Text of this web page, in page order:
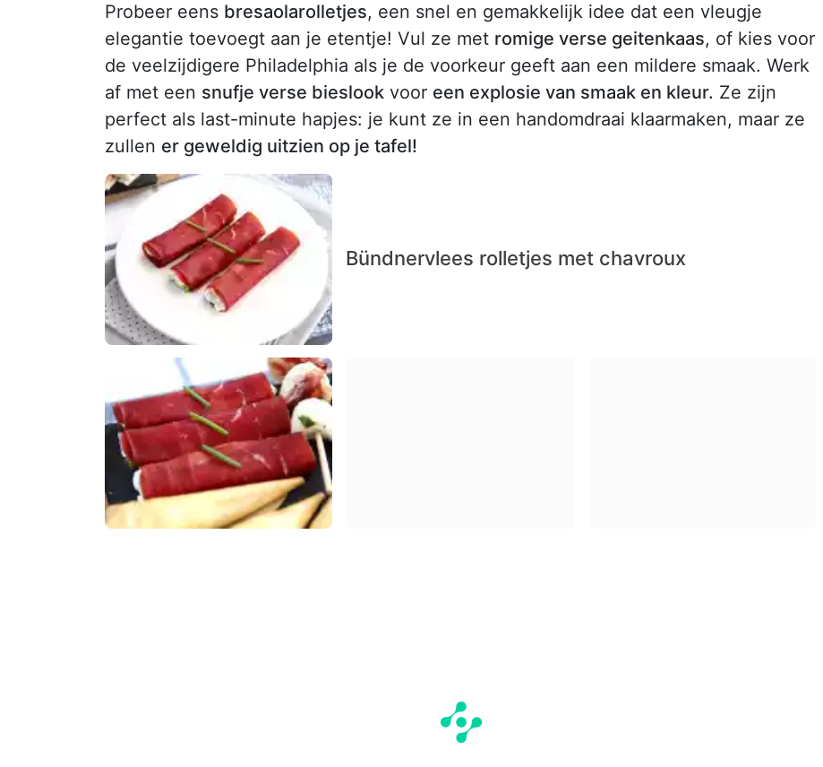
Probeer eens bresaolarolletjes, een snel en gemakkelijk idee dat een vleugje
elegantie toevoegt aan je etentje! Vul ze met romige verse geitenkaas, of kies voor
de veelzijdigere Philadelphia als je de voorkeur geeft aan een mildere smaak. Werk
af met een snufje verse bieslook voor een explosie van smaak en kleur. Ze zijn
perfect als last-minute hapjes: je kunt ze in een handomdraai klaarmaken, maar ze
zullen er geweldig uitzien op je tafel!
Bündnervlees rolletjes met chavroux